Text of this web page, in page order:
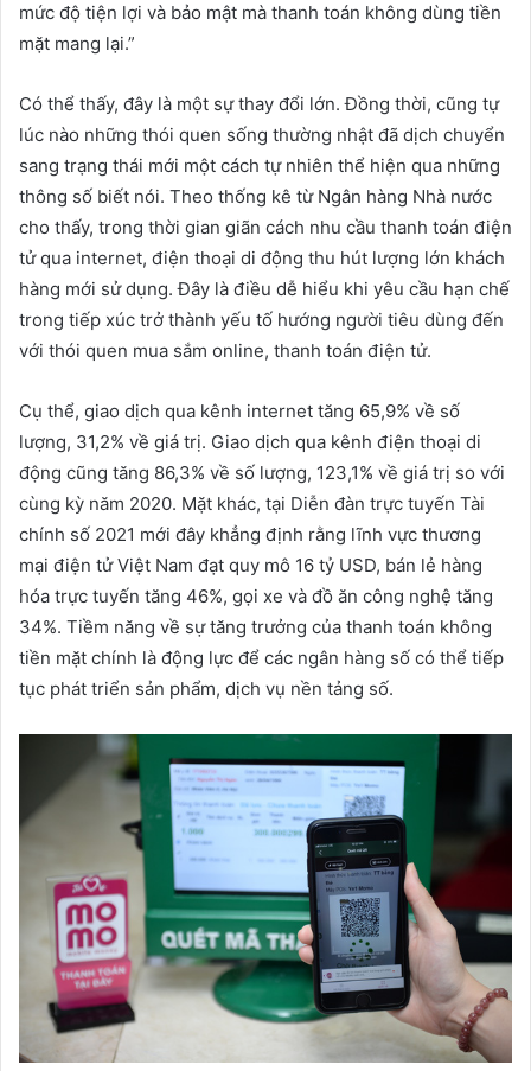
mức độ tiện lợi và bảo mật mà thanh toán không dùng tiền
mặt mang lại.”
Có thể thấy, đây là một sự thay đổi lớn. Đồng thời, cũng tự
lúc nào những thói quen sống thường nhật đã dịch chuyển
sang trạng thái mới một cách tự nhiên thể hiện qua những
thông số biết nói. Theo thống kê từ Ngân hàng Nhà nước
cho thấy, trong thời gian giãn cách nhu cầu thanh toán điện
tử qua internet, điện thoại di động thu hút lượng lớn khách
hàng mới sử dụng. Đây là điều dễ hiểu khi yêu cầu hạn chế
trong tiếp xúc trở thành yếu tố hướng người tiêu dùng đến
với thói quen mua sắm online, thanh toán điện tử.
Cụ thể, giao dịch qua kênh internet tăng 65,9% về số
lượng, 31,2% về giá trị. Giao dịch qua kênh điện thoại di
động cũng tăng 86,3% về số lượng, 123,1% về giá trị so với
cùng kỳ năm 2020. Mặt khác, tại Diễn đàn trực tuyến Tài
chính số 2021 mới đây khẳng định rằng lĩnh vực thương
mại điện tử Việt Nam đạt quy mô 16 tỷ USD, bán lẻ hàng
hóa trực tuyến tăng 46%, gọi xe và đồ ăn công nghệ tăng
34%. Tiềm năng về sự tăng trưởng của thanh toán không
tiền mặt chính là động lực để các ngân hàng số có thể tiếp
tục phát triển sản phẩm, dịch vụ nền tảng số.